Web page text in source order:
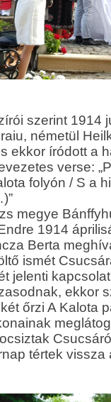
szerint 1914
németül
ekkor íródott a
verse:
folyón / S a
megye
1914
Berta
ismét
jelenti
ekkor
őrzi A Kalota
tértek